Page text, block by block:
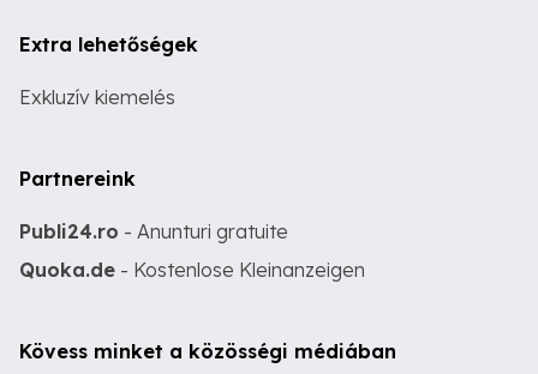
Extra lehetőségek
Exkluzív kiemelés
Partnereink
Publi24.ro - Anunturi gratuite
Quoka.de - Kostenlose Kleinanzeigen
Kövess minket a közösségi médiában